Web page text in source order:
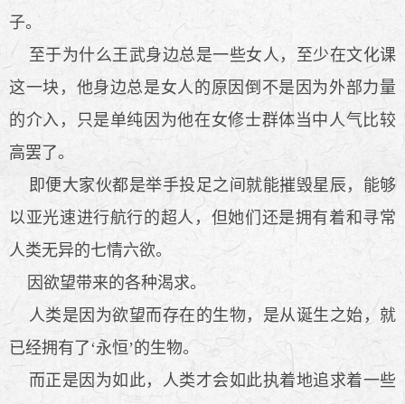
子。
至于为什么王武身边总是一些女人，至少在文化课
这一块，他身边总是女人的原因倒不是因为外部力量
的介入，只是单纯因为他在女修士群体当中人气比较
高罢了。
即便大家伙都是举手投足之间就能摧毁星辰，能够
以亚光速进行航行的超人，但她们还是拥有着和寻常
人类无异的七情六欲。
因欲望带来的各种渴求。
人类是因为欲望而存在的生物，是从诞生之始，就
已经拥有了‘永恒’的生物。
而正是因为如此，人类才会如此执着地追求着一些